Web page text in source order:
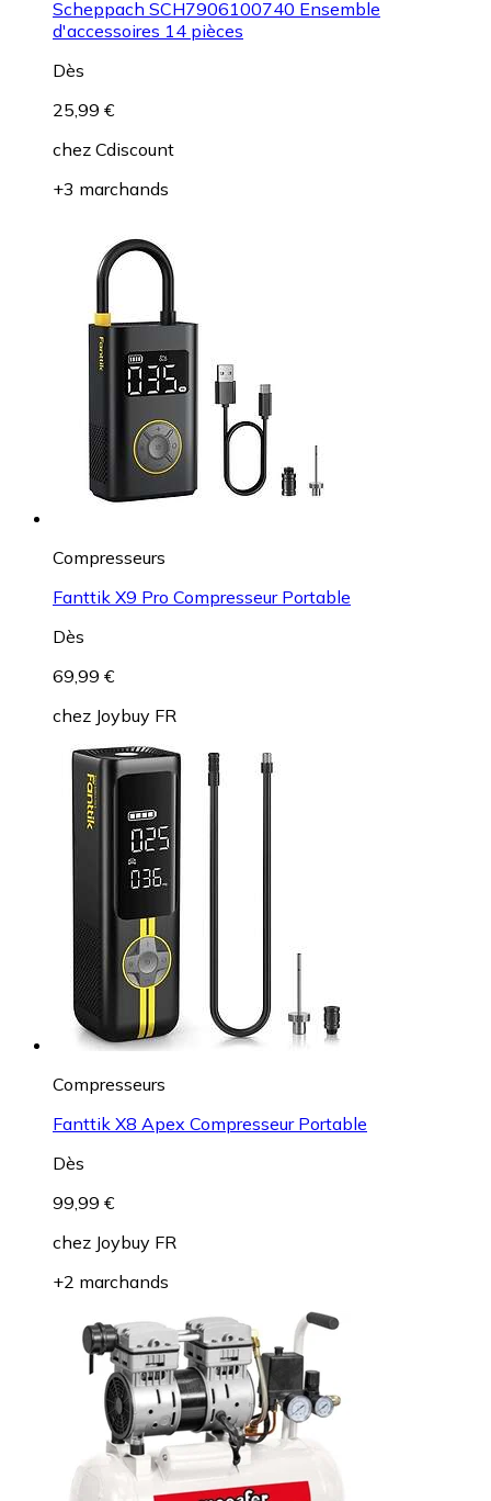
Scheppach SCH7906100740 Ensemble
d'accessoires 14 pièces
Dès
25,99 €
chez Cdiscount
+3 marchands
Compresseurs
Fanttik X9 Pro Compresseur Portable
Dès
69,99 €
chez Joybuy FR
Compresseurs
Fanttik X8 Apex Compresseur Portable
Dès
99,99 €
chez Joybuy FR
+2 marchands